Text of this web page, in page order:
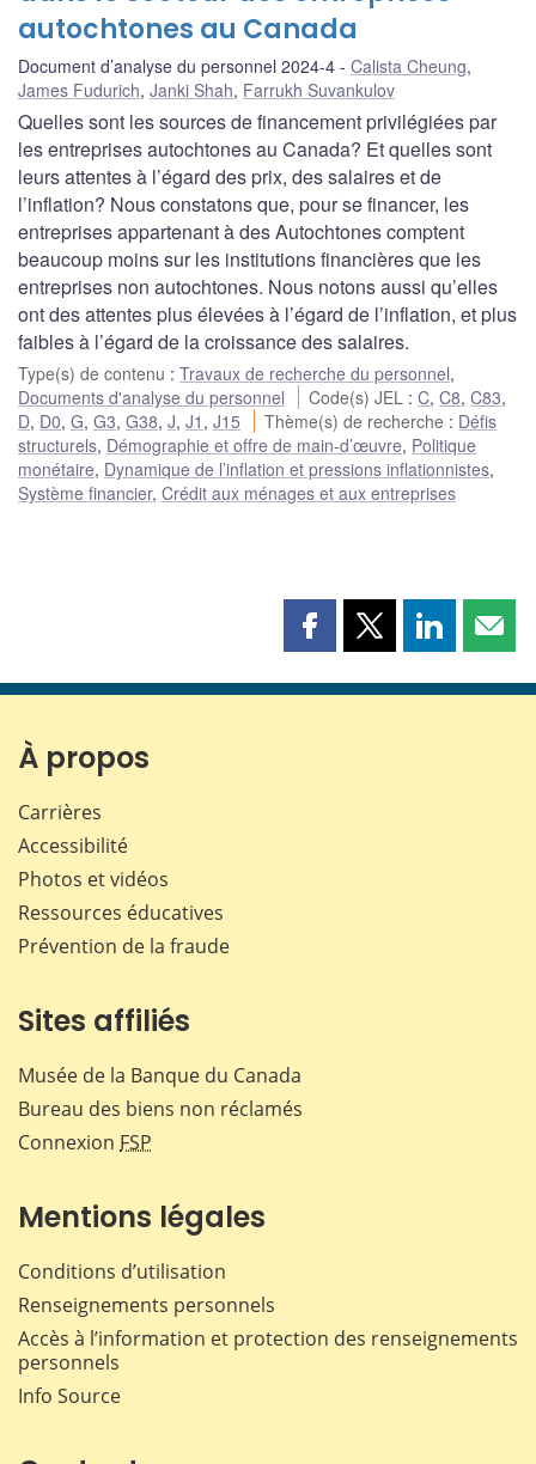
autochtones au Canada
Document d’analyse du personnel 2024-4 Calista Cheung,
James Fudurich, Janki Shah, Farrukh Suvankulov
Quelles sont les sources de financement privilégiées par
les entreprises autochtones au Canada? Et quelles sont
leurs attentes à l’égard des prix, des salaires et de
l’inflation? Nous constatons que, pour se financer, les
entreprises appartenant à des Autochtones comptent
beaucoup moins sur les institutions financières que les
entreprises non autochtones. Nous notons aussi qu’elles
ont des attentes plus élevées à l’égard de l’inflation, et plus
faibles à l’égard de la croissance des salaires.
Type(s) de contenu : Travaux de recherche du personnel,
Documents d'analyse du personnel
Code(s) JEL :C,C8,C83,
D, D0, G, G3, G38, J, J1 , J15 Thème(s) de recherche : Défis
structurels, Démographie et offre de main-d’œuvre, Politique
monétaire, Dynamique de l’inflation et pressions inflationnistes,
Système financier, Crédit aux ménages et aux entreprises
Partager
page
Partager
page
Partager
page page
À propos
Carrières
Accessibilité
Photos et vidéos
Ressources éducatives
Prévention de la fraude
Sites affiliés
Musée de la Banque du Canada
Bureau des biens non réclamés
Connexion FSP
Mentions légales
Conditions d’utilisation
Renseignements personnels
Accès à l’information et protection des renseignements
personnels
Info Source